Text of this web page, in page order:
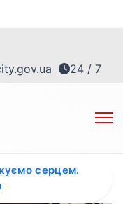
24 / 7
серцем.